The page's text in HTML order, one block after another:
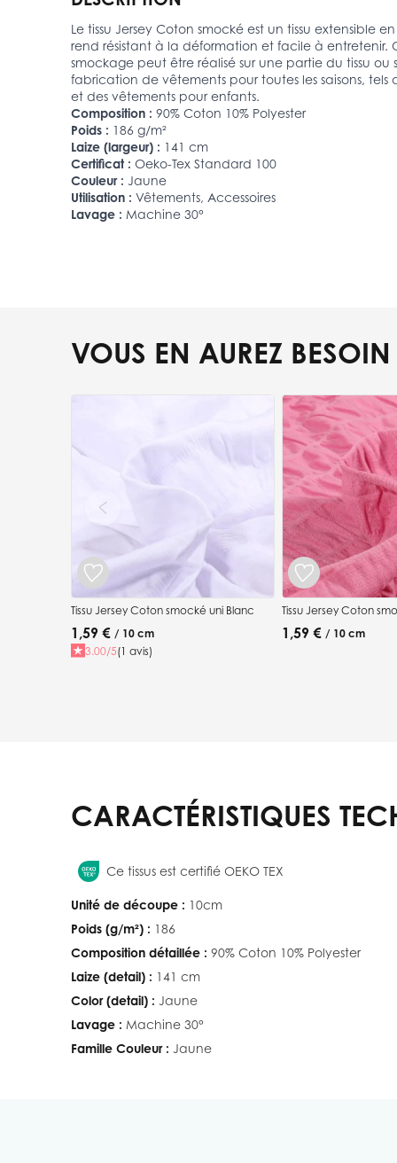
Le tissu Jersey Coton smocké est un tissu
rend résistant à la déformation et facile à entretenir.
smockage peut être réalisé sur une partie du tissu
fabrication de vêtements pour toutes les saisons, tels
et des vêtements pour enfants.
Composition : 90% Coton 10% Polyester
Poids : 186 g/m²
Laize (largeur) : 141 cm
Certificat : Oeko-Tex Standard 100
Couleur : Jaune
Utilisation : Vêtements, Accessoires
Lavage : Machine 30°
VOUS EN AUREZ BESOIN
Press to skip carousel
Tissu Jersey Coton smocké uni Blanc
1,59 € / 10 cm
3.00/5(1 avis)
Tissu Jersey Coton
1,59 € / 10 cm
CARACTÉRISTIQUES
Ce tissus est certifié OEKO TEX
Unité de découpe : 10cm
Poids (g/m²) : 186
Composition détaillée : 90% Coton 10% Polyester
Laize (detail) : 141 cm
Color (detail) : Jaune
Lavage : Machine 30°
Famille Couleur : Jaune